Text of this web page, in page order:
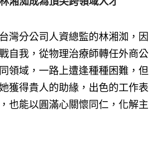
灣分公司人資總監的林湘洳，因
自我，從物理治療師轉任外商公
領域，一路上遭逢種種困難，但
獲得貴人的助緣，出色的工作表
也能以圓滿心關懷同仁，化解主